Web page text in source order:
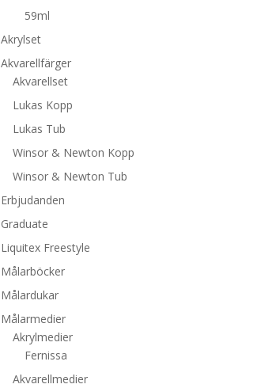
59ml
Akrylset
Akvarellfärger
Akvarellset
Lukas Kopp
Lukas Tub
Winsor & Newton Kopp
Winsor & Newton Tub
Erbjudanden
Graduate
Liquitex Freestyle
Målarböcker
Målardukar
Målarmedier
Akrylmedier
Fernissa
Akvarellmedier